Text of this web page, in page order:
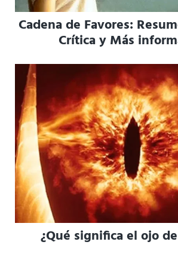
Cadena de Favores:
Crítica y Más
¿Qué significa el ojo